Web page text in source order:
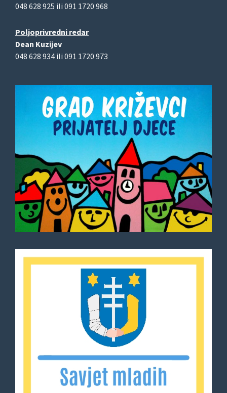
048 628 925 ili 091 1720 968
Poljoprivredni redar
Dean Kuzijev
048 628 934 ili 091 1720 973